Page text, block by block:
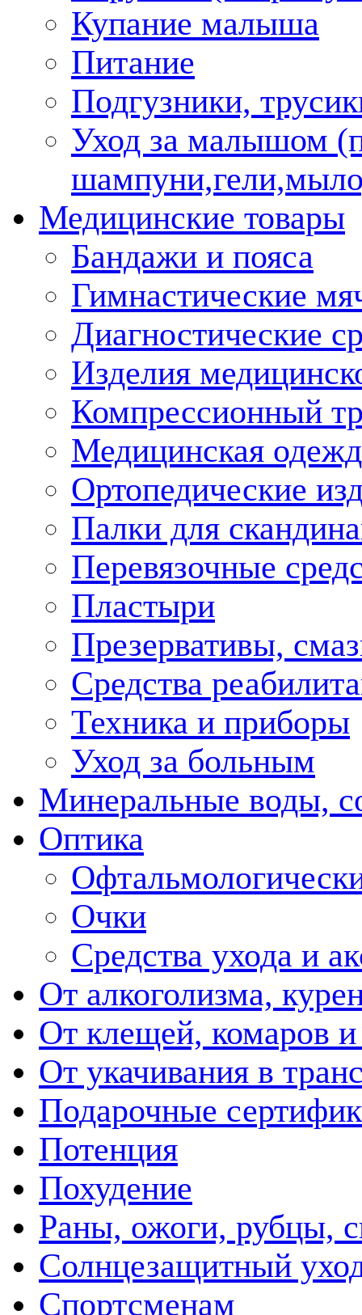
Купание малыша
Питание
Подгузники,
Уход за малышом
Медицинские товары
Бандажи и пояса
Гимнастические
Диагностические
Изделия
Компрессионный
Медицинская
Ортопедические
Палки для
Перевязочные
Пластыри
Презервативы,
Средства
Техника и приборы
Уход за больным
Минеральные воды,
Оптика
Очки
Средства ухода и
От алкоголизма,
От клещей, комаров
От укачивания в
Подарочные
Потенция
Похудение
Раны, ожоги, рубцы,
Солнцезащитный
Спортсменам